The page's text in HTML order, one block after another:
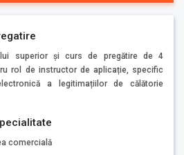
superior și curs de pregătire de 4
rol de instructor de aplicație, specific
a legitimațiilor de călătorie
comercială